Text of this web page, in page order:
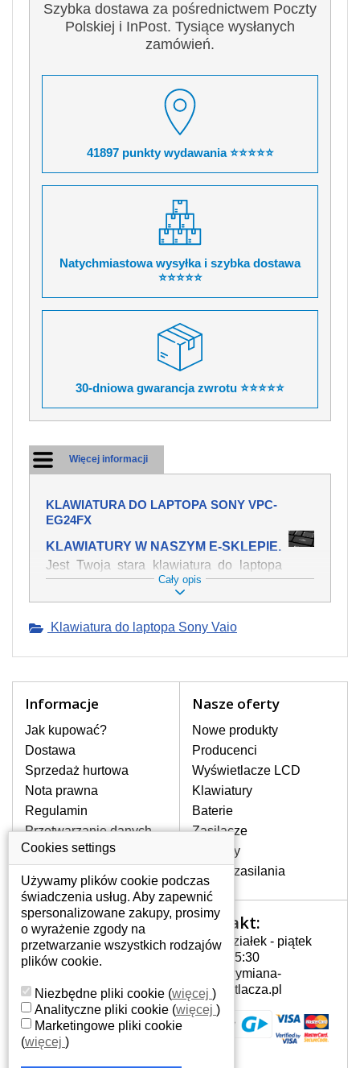
Szybka dostawa za pośrednictwem Poczty
Polskiej i InPost. Tysiące wysłanych
zamówień.
41897 punkty wydawania ⭐⭐⭐⭐⭐
Natychmiastowa wysyłka i szybka dostawa
⭐⭐⭐⭐⭐
30-dniowa gwarancja zwrotu ⭐⭐⭐⭐⭐
Więcej informacji
KLAWIATURA DO LAPTOPA SONY VPC-
EG24FX
KLAWIATURY W NASZYM E-SKLEPIE.
Jest Twoja stara klawiatura do laptopa
SONY VPC-EG24FX mechanicznie
uszkodzona, polałeś ją płynem, który
swojej pozycji? Kup nową klawiaturę,
Oferujemy oryginalne klawiatury w
stronie internetowej ją znajdziesz za
pomocy wyszukiwarki. Wystarczy znać
model laptopa. Przy każdej klawiaturze
nie może brakować szczególowe zdjęcie
do aktualnego stanu naszego magazynu.
W JAKI SPOSÓB MOŻE SIĘ
PRZEJAWIAĆ USTERKA
Częstymi objawami są pomijanie liter
czy wyświetlanie innych liter oraz
dublowanie tych samych znaków. W
przypadku podlicia klawisze nie
powrócą do pierwotnej pozycji. Albo
też uszkodzenie mechaniczne, np.
JAK TO DZIAŁA?
Klawiatura składa się z kilku
warstw folii, z których przewodzą
Cały opis
Klawiatura do laptopa Sony Vaio
Informacje
Jak kupować?
Dostawa
Sprzedaż hurtowa
Nota prawna
Regulamin
Przetwarzanie danych
osobowych
Gdzie nas znajdziesz
Nasze oferty
Nowe produkty
Producenci
Wyświetlacze LCD
Klawiatury
Baterie
Zasilacze
Zawiasy
Złącza zasilania
Twoje konto
Twoje konto
Dane osobowe
Adresy
Historia zamówień
Kontakt:
Poniedziałek - piątek
7:00 - 15:30
info@wymiana-
wyswietlacza.pl
Cookies settings
Używamy plików cookie podczas
świadczenia usług. Aby zapewnić
spersonalizowane zakupy, prosimy
o wyrażenie zgody na
przetwarzanie wszystkich rodzajów
plików cookie.
Niezbędne pliki cookie (więcej )
Analityczne pliki cookie (więcej )
Marketingowe pliki cookie
(więcej )